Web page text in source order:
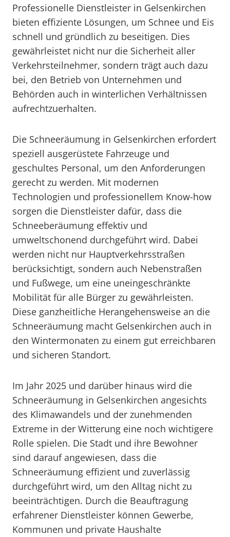
Professionelle Dienstleister in Gelsenkirchen
bieten effiziente Lösungen, um Schnee und Eis
schnell und gründlich zu beseitigen. Dies
gewährleistet nicht nur die Sicherheit aller
Verkehrsteilnehmer, sondern trägt auch dazu
bei, den Betrieb von Unternehmen und
Behörden auch in winterlichen Verhältnissen
aufrechtzuerhalten.
Die Schneeräumung in Gelsenkirchen erfordert
speziell ausgerüstete Fahrzeuge und
geschultes Personal, um den Anforderungen
gerecht zu werden. Mit modernen
Technologien und professionellem Know-how
sorgen die Dienstleister dafür, dass die
Schneeberäumung effektiv und
umweltschonend durchgeführt wird. Dabei
werden nicht nur Hauptverkehrsstraßen
berücksichtigt, sondern auch Nebenstraßen
und Fußwege, um eine uneingeschränkte
Mobilität für alle Bürger zu gewährleisten.
Diese ganzheitliche Herangehensweise an die
Schneeräumung macht Gelsenkirchen auch in
den Wintermonaten zu einem gut erreichbaren
und sicheren Standort.
Im Jahr 2025 und darüber hinaus wird die
Schneeräumung in Gelsenkirchen angesichts
des Klimawandels und der zunehmenden
Extreme in der Witterung eine noch wichtigere
Rolle spielen. Die Stadt und ihre Bewohner
sind darauf angewiesen, dass die
Schneeräumung effizient und zuverlässig
durchgeführt wird, um den Alltag nicht zu
beeinträchtigen. Durch die Beauftragung
erfahrener Dienstleister können Gewerbe,
Kommunen und private Haushalte